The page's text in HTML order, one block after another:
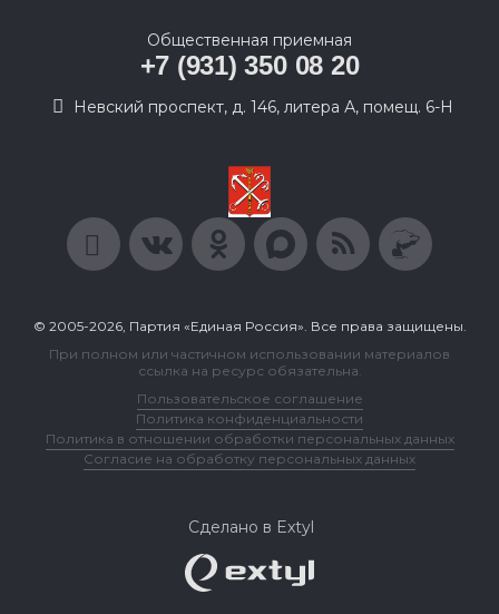
Общественная приемная
+7 (931) 350 08 20
Невский проспект, д. 146, литера А, помещ. 6-Н
© 2005-2026, Партия «Единая Россия». Все права защищены.
При полном или частичном использовании материалов
ссылка на ресурс обязательна.
Пользовательское соглашение
Политика конфиденциальности
Политика в отношении обработки персональных данных
Согласие на обработку персональных данных
Сделано в Extyl